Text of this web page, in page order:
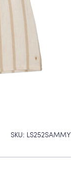
SKU: LS252SAMMY